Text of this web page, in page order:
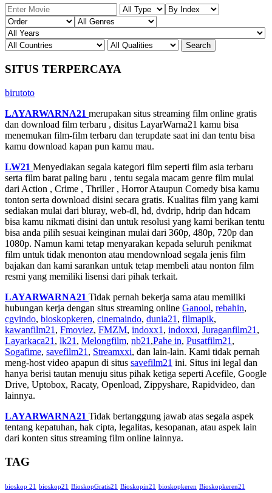
SITUS TERPERCAYA
birutoto
LAYARWARNA21 merupakan situs streaming film online gratis
dan download film terbaru , disitus LayarWarna21 kamu bisa
menemukan film-film terbaru dan terupdate saat ini dan tentu bisa
kamu download kapan pun kamu mau.
LW21 Menyediakan segala kategori film seperti film asia terbaru
serta film barat paling baru , tentu segala macam genre film mulai
dari Action , Crime , Thriller , Horror Ataupun Comedy bisa kamu
tonton serta download disini secara gratis. Kualitas film yang kami
sediakan mulai dari bluray, web-dl, hd, dvdrip, hdrip dan hdcam
bisa kamu nikmati disini dan untuk resolusi yang kami berikan tentu
bisa anda pilih sesuai keinginan mulai dari 360p, 480p, 720p dan
1080p. Namun kami tetap menyarakan kepada seluruh penikmat
film untuk tidak menonton atau mendownload segala jenis film
bajakan dan kami sarankan untuk tetap membeli atau nonton film
resmi yang memiliki lisensi dari pihak terkait.
LAYARWARNA21 Tidak pernah bekerja sama atau memiliki
hubungan kerja dengan situs streaming online Ganool, rebahin,
cgvindo, bioskopkeren, cinemaindo, dunia21 , filmapik,
kawanfilm21 , Fmoviez, FMZM, indoxx1 , indoxxi, Juraganfilm21 ,
Layarkaca21 , lk21 , Melongfilm, nb21 ,Pahe in, Pusatfilm21 ,
Sogafime, savefilm21 , Streamxxi, dan lain-lain. Kami tidak pernah
meng-host video apapun di situs savefilm21 ini. Situs ini legal dan
hanya berisi tautan menuju situs pihak ketiga seperti Acefile, Google
Drive, Uptobox, Racaty, Openload, Zippyshare, Rapidvideo, dan
lainnya.
LAYARWARNA21 Tidak bertanggung jawab atas segala aspek
tentang kepatuhan, hak cipta, legalitas, kesopanan, atau aspek lain
dari konten situs streaming film online lainnya.
TAG
bioskop 21 bioskop21 BioskopGratis21 Bioskopin21 bioskopkeren Bioskopkeren21